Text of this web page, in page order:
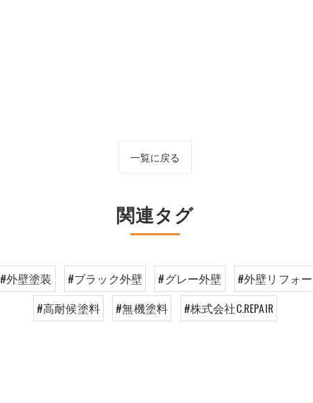
一覧に戻る
関連タグ
#外壁塗装 #ブラック外壁 #グレー外壁 #外壁リフォ
#高耐候塗料
#無機塗料 #株式会社C.REPAIR